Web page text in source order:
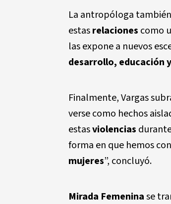
La antropóloga
estasrelaciones como
las expone a nuevos
desarrollo, educación
Finalmente, Vargas
verse como hechos
estasviolencias
forma en que hemos
mujeres”, concluyó.
Mirada Femeninase